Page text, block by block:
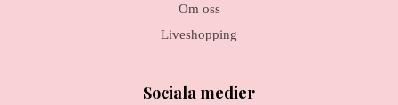
Om oss
Liveshopping
Sociala medier